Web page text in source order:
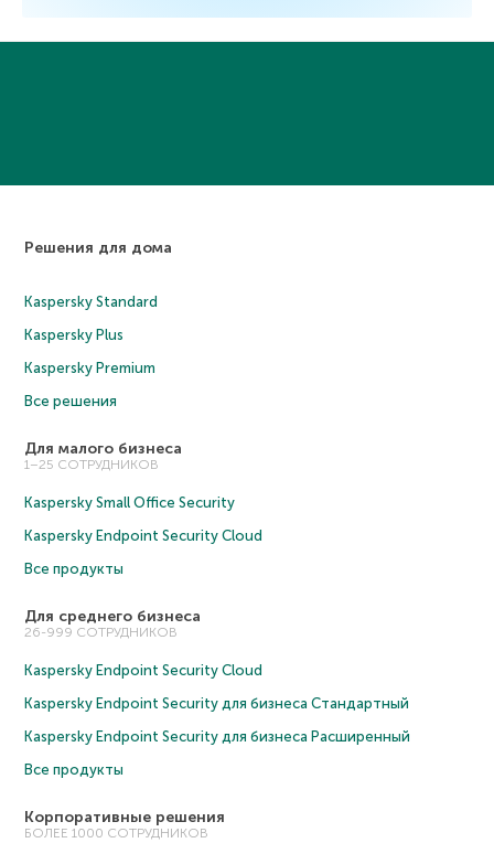
Решения для дома
Kaspersky Standard
Kaspersky Plus
Kaspersky Premium
Все решения
Для малого бизнеса
1–25 СОТРУДНИКОВ
Kaspersky Small Office Security
Kaspersky Endpoint Security Cloud
Все продукты
Для среднего бизнеса
26-999 СОТРУДНИКОВ
Kaspersky Endpoint Security Cloud
Kaspersky Endpoint Security для бизнеса Cтандартный
Kaspersky Endpoint Security для бизнеса Расширенный
Все продукты
Корпоративные решения
БОЛЕЕ 1000 СОТРУДНИКОВ